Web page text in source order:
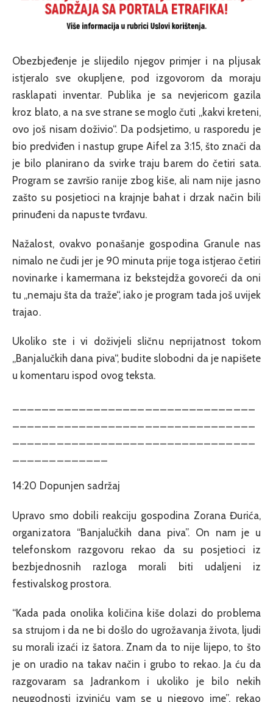
Obezbjeđenje je slijedilo njegov primjer i na pljusak
istjeralo sve okupljene, pod izgovorom da moraju
rasklapati inventar. Publika je sa nevjericom gazila
kroz blato, a na sve strane se moglo čuti „kakvi kreteni,
ovo još nisam doživio“. Da podsjetimo, u rasporedu je
bio predviđen i nastup grupe Aifel za 3:15, što znači da
je bilo planirano da svirke traju barem do četiri sata.
Program se završio ranije zbog kiše, ali nam nije jasno
zašto su posjetioci na krajnje bahat i drzak način bili
prinuđeni da napuste tvrđavu.
Nažalost, ovakvo ponašanje gospodina Granule nas
nimalo ne čudi jer je 90 minuta prije toga istjerao četiri
novinarke i kamermana iz bekstejdža govoreći da oni
tu „nemaju šta da traže“, iako je program tada još uvijek
trajao.
Ukoliko ste i vi doživjeli sličnu neprijatnost tokom
„Banjalučkih dana piva“, budite slobodni da je napišete
u komentaru ispod ovog teksta.
14:20 Dopunjen sadržaj
Upravo smo dobili reakciju gospodina Zorana Đurića,
organizatora “Banjalučkih dana piva”. On nam je u
telefonskom razgovoru rekao da su posjetioci iz
bezbjednosnih razloga morali biti udaljeni iz
festivalskog prostora.
“Kada pada onolika količina kiše dolazi do problema
sa strujom i da ne bi došlo do ugrožavanja života, ljudi
su morali izaći iz šatora. Znam da to nije lijepo, to što
je on uradio na takav način i grubo to rekao. Ja ću da
razgovaram sa Jadrankom i ukoliko je bilo nekih
neugodnosti izviniću vam se u njegovo ime”, rekao